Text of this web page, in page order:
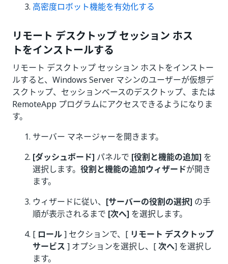
高密度ロボット機能を有効化する
リモート デスクトップ セッション ホス
トをインストールする
リモート デスクトップ セッション ホストをインストー
ルすると、Windows Server マシンのユーザーが仮想デ
スクトップ、セッションベースのデスクトップ、または
RemoteApp プログラムにアクセスできるようになりま
す。
サーバー マネージャーを開きます。
[ダッシュボード] パネルで [役割と機能の追加] を
選択します。 役割と機能の追加ウィザードが開き
ます。
ウィザードに従い、 [サーバーの役割の選択] の手
順が表示されるまで [次へ] を選択します。
[ ロール] セクションで、[ リモート デスクトップ
サービス ] オプションを選択し、[次へ] を選択し
ます。